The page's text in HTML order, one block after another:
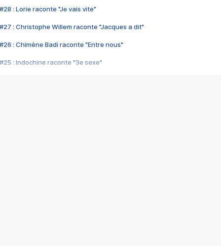
#28 : Lorie raconte "Je vais vite"
#27 : Christophe Willem raconte "Jacques a dit"
#26 : Chimène Badi raconte "Entre nous"
#25 : Indochine raconte "3e sexe"